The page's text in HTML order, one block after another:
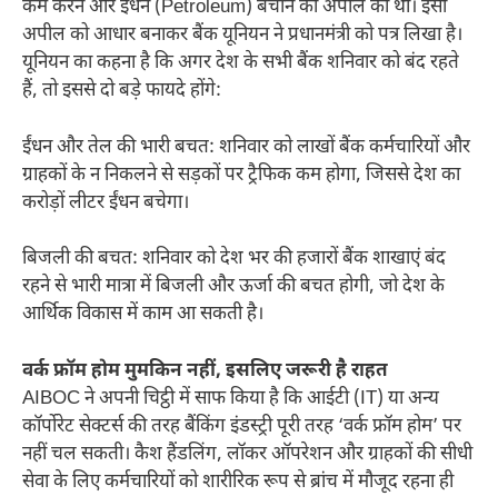
कम करने और ईंधन (Petroleum) बचाने की अपील की थी। इसी
अपील को आधार बनाकर बैंक यूनियन ने प्रधानमंत्री को पत्र लिखा है।
यूनियन का कहना है कि अगर देश के सभी बैंक शनिवार को बंद रहते
हैं, तो इससे दो बड़े फायदे होंगे:
ईंधन और तेल की भारी बचत: शनिवार को लाखों बैंक कर्मचारियों और
ग्राहकों के न निकलने से सड़कों पर ट्रैफिक कम होगा, जिससे देश का
करोड़ों लीटर ईंधन बचेगा।
बिजली की बचत: शनिवार को देश भर की हजारों बैंक शाखाएं बंद
रहने से भारी मात्रा में बिजली और ऊर्जा की बचत होगी, जो देश के
आर्थिक विकास में काम आ सकती है।
वर्क फ्रॉम होम मुमकिन नहीं, इसलिए जरूरी है राहत
AIBOC ने अपनी चिट्ठी में साफ किया है कि आईटी (IT) या अन्य
कॉर्पोरेट सेक्टर्स की तरह बैंकिंग इंडस्ट्री पूरी तरह ‘वर्क फ्रॉम होम’ पर
नहीं चल सकती। कैश हैंडलिंग, लॉकर ऑपरेशन और ग्राहकों की सीधी
सेवा के लिए कर्मचारियों को शारीरिक रूप से ब्रांच में मौजूद रहना ही